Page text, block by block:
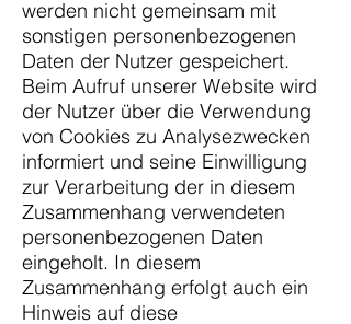
werden nicht gemeinsam mit
sonstigen personenbezogenen
Daten der Nutzer gespeichert.
Beim Aufruf unserer Website wird
der Nutzer über die Verwendung
von Cookies zu Analysezwecken
informiert und seine Einwilligung
zur Verarbeitung der in diesem
Zusammenhang verwendeten
personenbezogenen Daten
eingeholt. In diesem
Zusammenhang erfolgt auch ein
Hinweis auf diese